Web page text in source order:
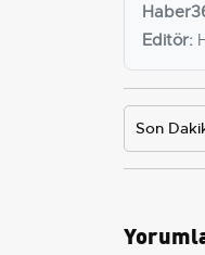
Editör:
Son